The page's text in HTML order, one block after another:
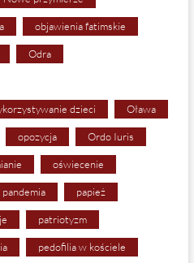
objawienia fatimskie
Odra
dzieci Oława
opozycja Ordo Iuris
oświecenie
pandemia papież
patriotyzm
pedofilia w kościele